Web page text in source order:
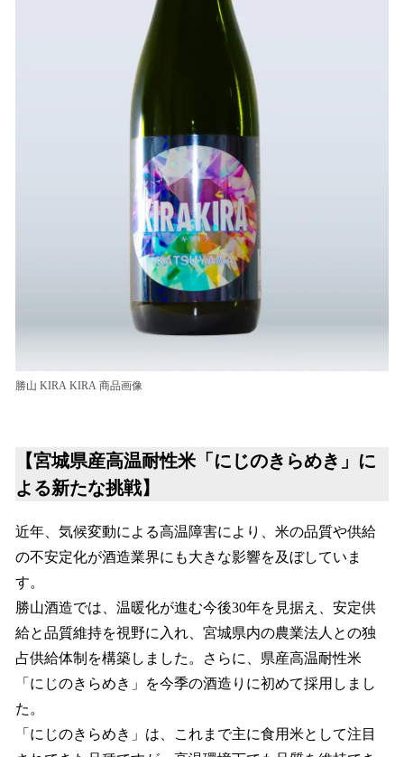
勝山 KIRA KIRA 商品画像
【宮城県産高温耐性米「にじのきらめき」に
よる新たな挑戦】
近年、気候変動による高温障害により、米の品質や供給
の不安定化が酒造業界にも大きな影響を及ぼしていま
す。
勝山酒造では、温暖化が進む今後30年を見据え、安定供
給と品質維持を視野に入れ、宮城県内の農業法人との独
占供給体制を構築しました。さらに、県産高温耐性米
「にじのきらめき」を今季の酒造りに初めて採用しまし
た。
「にじのきらめき」は、これまで主に食用米として注目